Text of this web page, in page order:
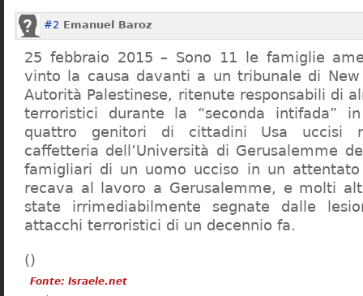
#2 Emanuel Baroz
25 febbraio 2015 – Sono 11 le famiglie
vinto la causa davanti a un tribunale di New
Autorità Palestinese, ritenute responsabili di
terroristici durante la “seconda intifada”
quattro genitori di cittadini Usa uccisi
caffetteria dell’Università di Gerusalemme
famigliari di un uomo ucciso in un
recava al lavoro a Gerusalemme, e molti
state irrimediabilmente segnate dalle
attacchi terroristici di un decennio fa.
(
Fonte: Israele.net
)